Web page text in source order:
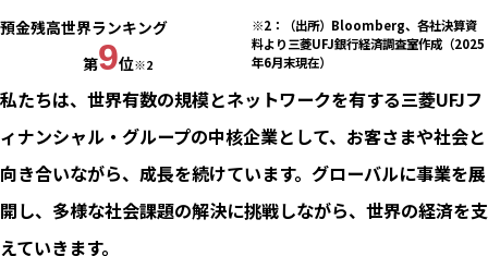
預金残高世界ランキング
第9位※2
※2：（出所）Bloomberg、各社決算資
料より三菱UFJ銀行経済調査室作成（2025
年6月末現在）
私たちは、世界有数の規模とネットワークを有する三菱UFJフ
ィナンシャル・グループの中核企業として、お客さまや社会と
向き合いながら、成長を続けています。グローバルに事業を展
開し、多様な社会課題の解決に挑戦しながら、世界の経済を支
えていきます。